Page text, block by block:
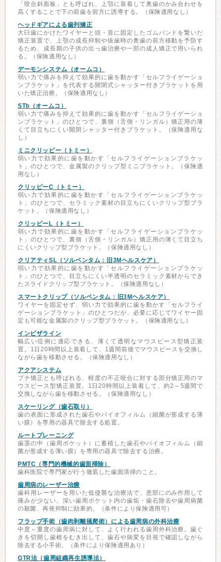
「咬合斜面板」とも呼ばれ、上顎に装着して奥歯のかみ合わせを
高くすることで下の前歯を前方に誘導する。（保険適用なし）
ヘッドギアによる歯列矯正
大臼歯にかけたワイヤーと頭・首に固定したゴムバンドを繋いだ
矯正装置で、上顎の成長抑制や抜歯時の奥歯の前方移動を予防す
るため、成長期の子供の出っ歯治療や一部の成人矯正で用いられ
る。（保険適用なし）
デーモンシステム（オームコ）
弱い力で痛みを抑えて効果的に歯を動かす「セルフライゲーショ
ンブラケット」を代表する開閉式シャッター付きブラケットを用
いた矯正治療。（保険適用なし）
STb（オームコ）
弱い力で痛みを抑えて効果的に歯を動かす「セルフライゲーショ
ンブラケット」のひとつで、裏側（舌側・リンガル）矯正用の薄
くて目立ちにくい開閉シャッター付きブラケット。（保険適用な
し）
ミニクリッピー（トミー）
弱い力で効果的に歯を動かす「セルフライゲーションブラケッ
ト」のひとつで、金属製のクリップ型ミニブラケット。（保険適
用なし）
クリッピーC（トミー）
弱い力で効果的に歯を動かす「セルフライゲーションブラケッ
ト」のひとつで、セラミック素材の目立ちにくいクリップ型ブラ
ケット。（保険適用なし）
クリッピーL（トミー）
弱い力で効果的に歯を動かす「セルフライゲーションブラケッ
ト」のひとつで、裏側（舌側・リンガル）矯正用の薄くて目立ち
にくいクリップ型ブラケット。（保険適用なし）
クリアティSL（ソルベンタム：旧3Mヘルスケア）
弱い力で効果的に歯を動かす「セルフライゲーションブラケッ
ト」のひとつで、目立ちにくい半透明のセラミック素材からでき
たスライドクリップ型ブラケット。（保険適用なし）
スマートクリップ（ソルベンタム：旧3Mヘルスケア）
ワイヤーを固定せず、弱い力で効果的に歯を動かす「セルフライ
ゲーションブラケット」のひとつだが、必要に応じてワイヤー固
定も可能な金属製のクリップ型ブラケット。（保険適用なし）
インビザライン
幅広い症例に適応できる、薄くて透明なマウスピース型矯正装
置。1日20時間以上装着して、1週間前後でマウスピースを交換し
ながら歯を移動させる。（保険適用なし）
アクアシステム
プチ矯正とも呼ばれる、軽度の不正咬合に対する部分矯正用のマ
ウスピース型矯正装置。1日20時間以上装着して、約2～5週間で
交換しながら歯を移動させる。（保険適用なし）
スケーリング（歯石取り）
歯の表面に形成された歯石やバイオフィルム（細菌が形成する薄
い膜）を専用の器具で除去する処置。
ルートプレーニング
歯茎の中（歯周ポケット）に蓄積した歯石やバイオフィルム（細
菌が形成する薄い膜）を専用の器具で除去する治療。
PMTC（専門的機械的歯面掃除）
歯科医院で専門家が行う徹底した歯面清掃のこと。
歯周病のレーザー治療
歯科用レーザーを用いた低侵襲な治療法で、患部にのみ作用して
痛みが少ない。深い歯周ポケット内の歯垢・歯石除去や歯周病菌
の殺菌、再発抑制に効果的。（条件により保険適用可）
フラップ手術（歯肉剥離掻爬術）による歯周病の外科治療
中度～重度の歯周病に対して、よく行われる歯周外科治療。歯ぐ
きを切開し歯根をむき出して、歯石や病変を目視で確認しながら
除去する小手術。（条件により保険適用あり）
GTR法（歯周組織再生誘導法）